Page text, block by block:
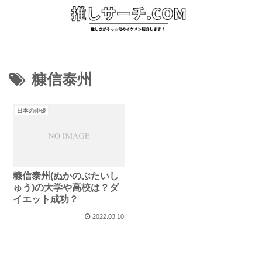
糠信泰州
日本の俳優
糠信泰州(ぬかのぶたいし
ゅう)の大学や高校は？ダ
イエット成功？
2022.03.10